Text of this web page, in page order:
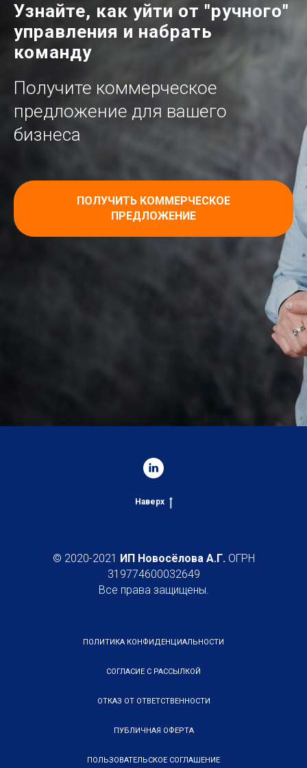
Узнайте, как уйти от "ручного"
управления и набрать
команду
Получите коммерческое
предложение для вашего
бизнеса
ПОЛУЧИТЬ КОММЕРЧЕСКОЕ
ПРЕДЛОЖЕНИЕ
Наверх
© 2020-2021 ИП Новосёлова А.Г.ОГРН
319774600032649
Все права защищены.
ПОЛИТИКА КОНФИДЕНЦИАЛЬНОСТИ
СОГЛАСИЕ С РАССЫЛКОЙ
ОТКАЗ ОТ ОТВЕТСТВЕННОСТИ
ПУБЛИЧНАЯ ОФЕРТА
ПОЛЬЗОВАТЕЛЬСКОЕ СОГЛАШЕНИЕ